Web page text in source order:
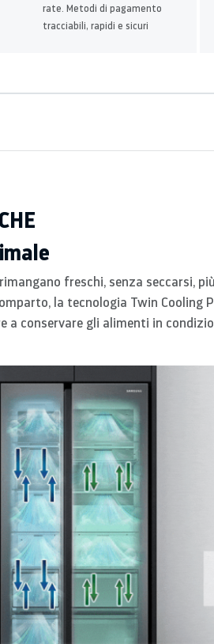
rate. Metodi di pagamento
tracciabili, rapidi e sicuri
freschi, senza seccarsi,
la tecnologia Twin
a conservare gli alimenti in